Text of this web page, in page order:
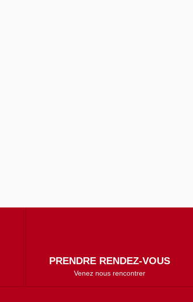
PRENDRE RENDEZ-VOUS
Venez nous rencontrer